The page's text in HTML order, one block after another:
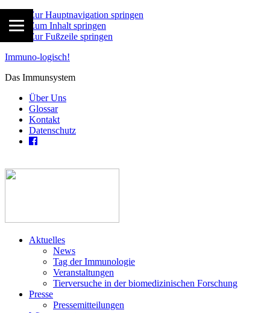
Zur Hauptnavigation springen
Zum Inhalt springen
Zur Fußzeile springen
Immuno-logisch!
Das Immunsystem
Über Uns
Glossar
Kontakt
Datenschutz
Aktuelles
News
Tag der Immunologie
Veranstaltungen
Tierversuche in der biomedizinischen Forschung
Presse
Pressemitteilungen